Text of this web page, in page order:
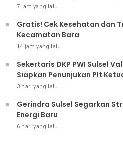
7 jam yang lalu
Gratis! Cek Kesehatan dan
Kecamatan Bara
14 jam yang lalu
Sekertaris DKP PWI Sulsel
Siapkan Penunjukan Plt
3 hari yang lalu
Gerindra Sulsel Segarkan
Energi Baru
6 hari yang lalu